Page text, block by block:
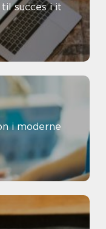
succes i it
i moderne